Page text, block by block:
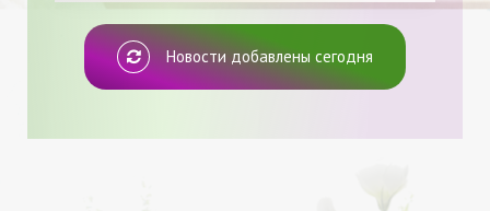
Новости добавлены сегодня